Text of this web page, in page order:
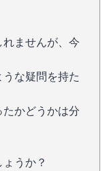
ませんが、今
な疑問を持た
かどうかは分
うか？